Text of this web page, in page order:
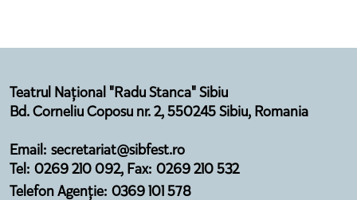
Teatrul Național "Radu Stanca" Sibiu
Bd. Corneliu Coposu nr. 2, 550245 Sibiu, Romania
Email: secretariat@sibfest.ro
Tel: 0269 210 092, Fax: 0269 210 532
Telefon Agenție: 0369 101 578